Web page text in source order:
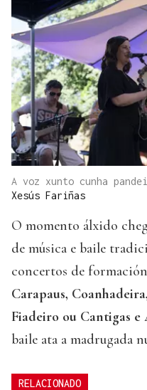
A voz xunto cunha
Xesús Fariñas
O momento álxido
de música e baile
concertos de
Carapaus,
Fiadeiro ou Cantigas e
baile ata a madrugada
RELACIONADO